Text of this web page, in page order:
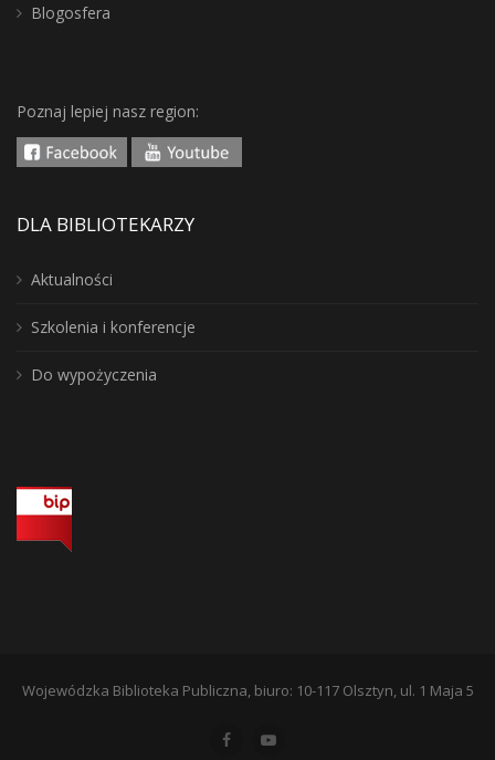
Blogosfera
Poznaj lepiej nasz region:
DLA BIBLIOTEKARZY
Aktualności
Szkolenia i konferencje
Do wypożyczenia
Wojewódzka Biblioteka Publiczna, biuro: 10-117 Olsztyn, ul. 1 Maja 5